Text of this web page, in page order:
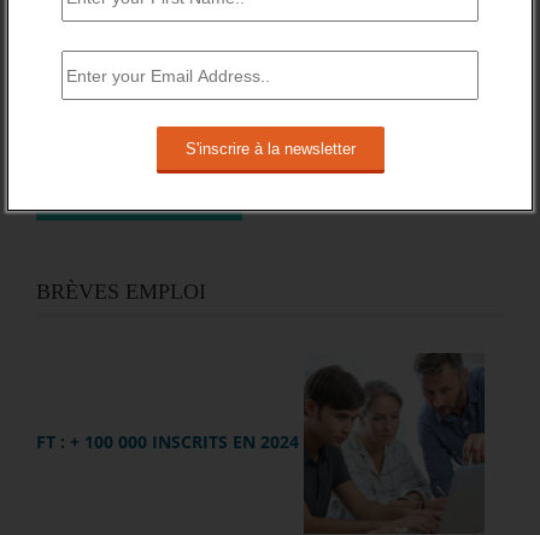
BRÈVES EMPLOI
FT : + 100 000 INSCRITS EN 2024